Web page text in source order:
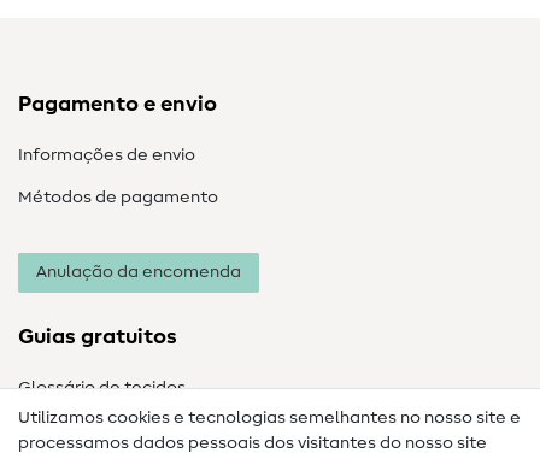
Pagamento e envio
Informações de envio
Métodos de pagamento
Anulação da encomenda
Guias gratuitos
Glossário de tecidos
Utilizamos cookies e tecnologias semelhantes no nosso site e
processamos dados pessoais dos visitantes do nosso site